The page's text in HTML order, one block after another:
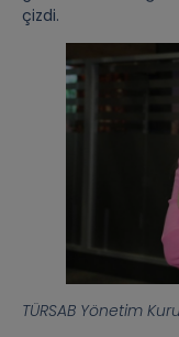
çizdi.
TÜRSAB Yönetim